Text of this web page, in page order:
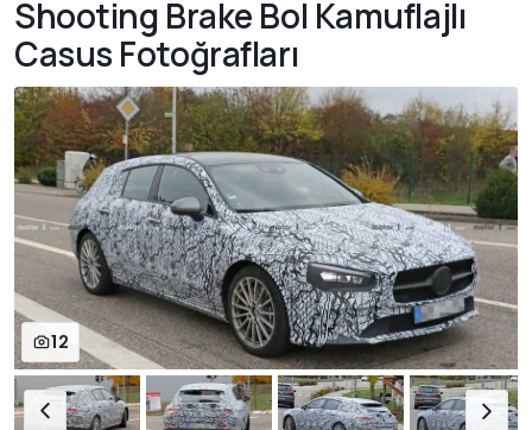
Shooting Brake Bol Kamuflajlı
Casus Fotoğrafları
12